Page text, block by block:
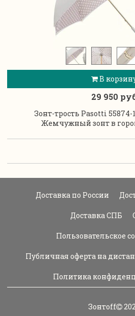
В
29 950
Зонт-трость Pasotti
Жемчужный зонт в
Доставка по России
Доставка СПБ
Пользовательское
Публичная оферта на
Политика
Зонтoff